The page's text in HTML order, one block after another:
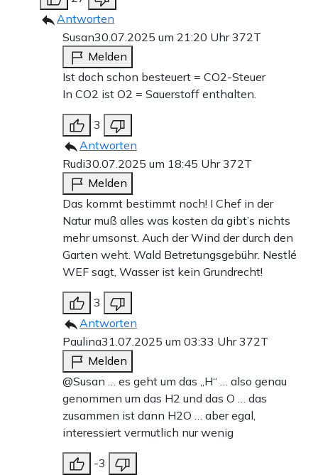
Antworten
Susan30.07.2025 um 21:20 Uhr372T
Melden
Ist doch schon besteuert = CO2-Steuer
In CO2 ist O2 = Sauerstoff enthalten.
3
Antworten
Rudi30.07.2025 um 18:45 Uhr372T
Melden
Das kommt bestimmt noch! I Chef in der
Natur muß alles was kosten da gibt’s nichts
mehr umsonst. Auch der Wind der durch den
Garten weht. Wald Betretungsgebühr. Nestlé
WEF sagt, Wasser ist kein Grundrecht!
3
Antworten
Paulina31.07.2025 um 03:33 Uhr372T
Melden
@Susan … es geht um das „H“ … also genau
genommen um das H2 und das O … das
zusammen ist dann H2O … aber egal,
interessiert vermutlich nur wenig
-3